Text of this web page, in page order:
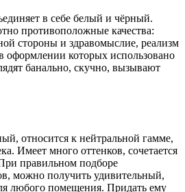
в себе белый и чёрный.
противоположные качества:
стороны и здравомыслие, реализм
оформлении которых использовано
банально, скучно, вызывают
относится к нейтральной гамме,
Имеет много оттенков, сочетается
правильном подборе
можно получить удивительный,
любого помещения. Придать ему